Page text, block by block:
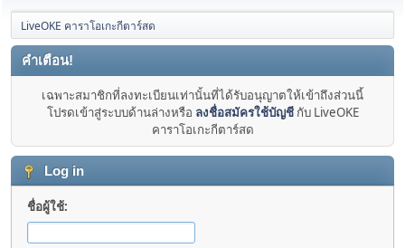
LiveOKE คาราโอเกะกีตาร์สด
คำเตือน!
เฉพาะสมาชิกที่ลงทะเบียนเท่านั้นที่ได้รับอนุญาตให้เข้าถึงส่วนนี้
โปรดเข้าสู่ระบบด้านล่างหรือ ลงชื่อสมัครใช้บัญชีกับ LiveOKE
คาราโอเกะกีตาร์สด
Log in
ชื่อผู้ใช้: